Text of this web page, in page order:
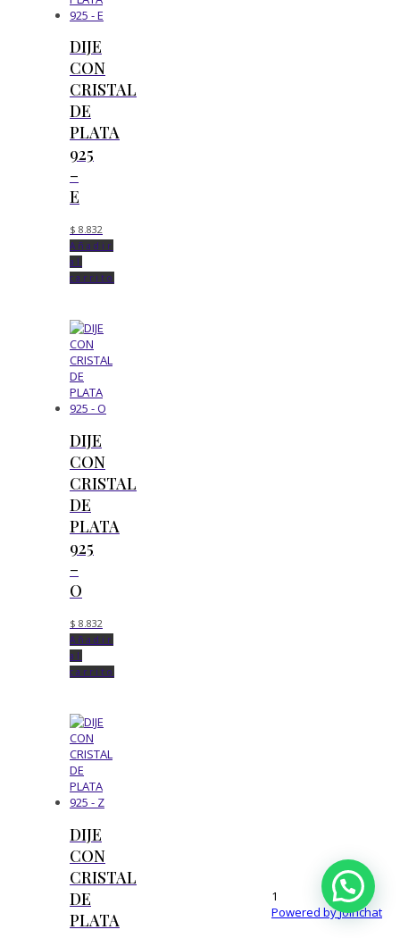
DIJE
CON
CRISTAL
DE
PLATA
925
–
E
$ 8.832
Añadir
al
carrito
DIJE
CON
CRISTAL
DE
PLATA
925
–
O
$ 8.832
Añadir
al
carrito
DIJE
CON
CRISTAL
DE
PLATA
1
Powered byJoinchat